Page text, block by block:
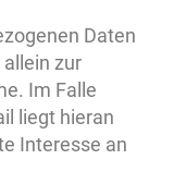
Daten
zur
Im Falle
liegt hieran
Interesse an